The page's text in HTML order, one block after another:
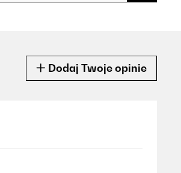
Dodaj Twoje opinie